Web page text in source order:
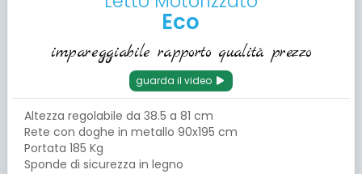
Eco
impareggiabile rapporto qualità prezzo
guarda il video
Altezza regolabile da 38.5 a 81 cm
Rete con doghe in metallo 90x195 cm
Portata 185 Kg
Sponde di sicurezza in legno